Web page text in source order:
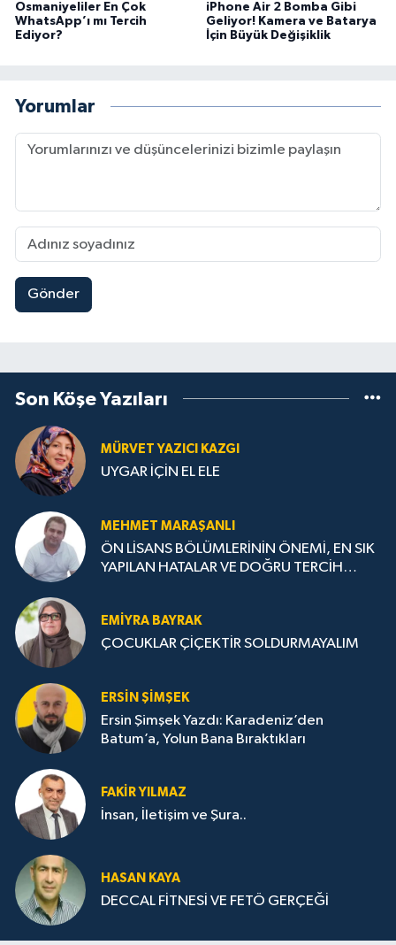
Osmaniyeliler En Çok
WhatsApp’ı mı Tercih
Ediyor?
iPhone Air 2 Bomba Gibi
Geliyor! Kamera ve Batarya
İçin Büyük Değişiklik
Yorumlar
Gönder
Son Köşe Yazıları
MÜRVET YAZICI KAZGI
UYGAR İÇİN EL ELE
MEHMET MARAŞANLI
ÖN LİSANS BÖLÜMLERİNİN ÖNEMİ, EN SIK
YAPILAN HATALAR VE DOĞRU TERCİH
EMIYRA BAYRAK
ÇOCUKLAR ÇİÇEKTİR SOLDURMAYALIM
ERSIN ŞIMŞEK
Ersin Şimşek Yazdı: Karadeniz’den
Batum’a, Yolun Bana Bıraktıkları
FAKIR YILMAZ
İnsan, İletişim ve Şura..
HASAN KAYA
DECCAL FİTNESİ VE FETÖ GERÇEĞİ